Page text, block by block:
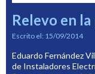
Relevo en
Escrito el: 15/09/2014
Eduardo Fernández
de Instaladores